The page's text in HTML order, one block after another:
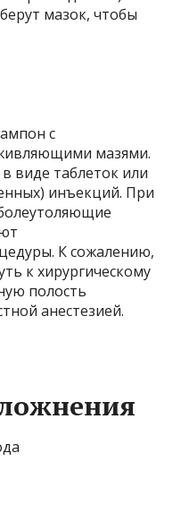
мазок, чтобы
с
мазями.
виде таблеток или
инъекций. При
К сожалению,
к хирургическому
полость
анестезией.